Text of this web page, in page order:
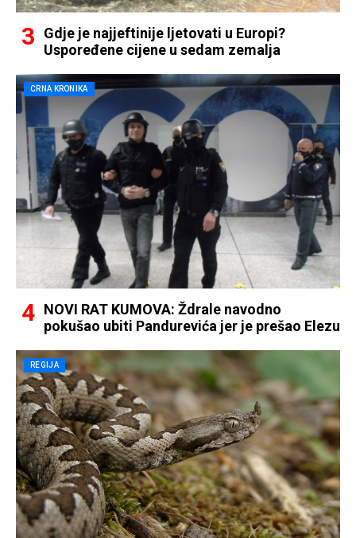
Gdje je najjeftinije ljetovati u Europi?
Uspoređene cijene u sedam zemalja
CRNA KRONIKA
NOVI RAT KUMOVA: Ždrale navodno
pokušao ubiti Pandurevića jer je prešao Elezu
REGIJA